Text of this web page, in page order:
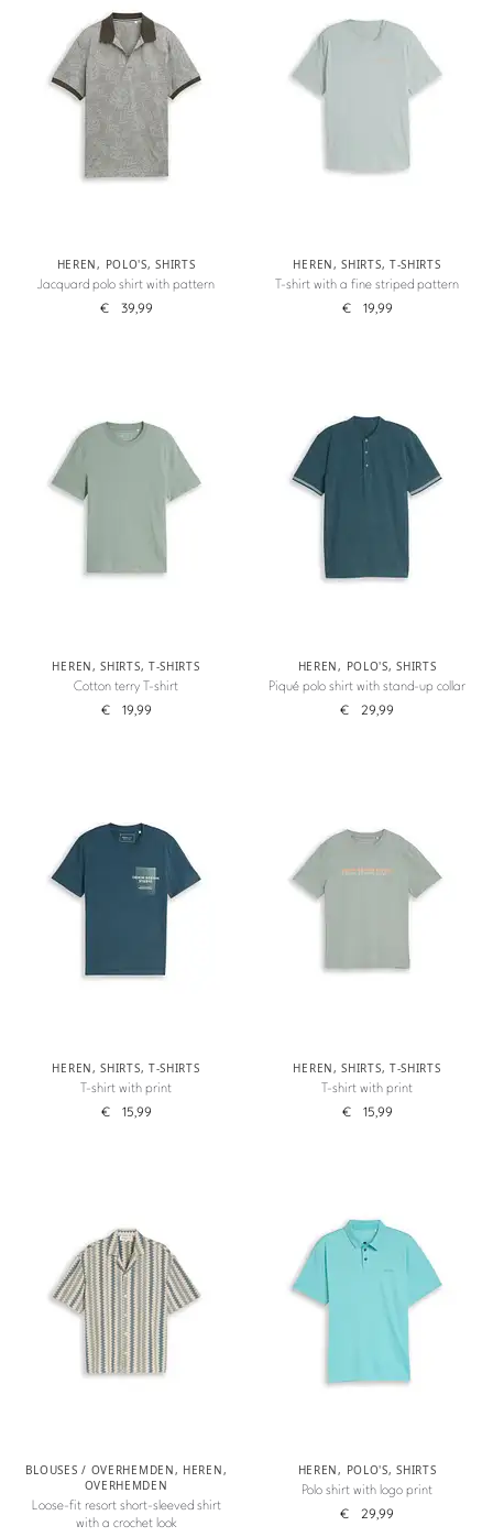
HEREN, POLO'S,SHIRTS
Jacquard polo shirt with pattern
€ 39,99
HEREN,SHIRTS, T-SHIRTS
T-shirt with a fine striped pattern
€ 19,99
HEREN,SHIRTS, T-SHIRTS
Cotton terry T-shirt
€ 19,99
HEREN, POLO'S,SHIRTS
Piqué polo shirt with stand-up collar
€ 29,99
HEREN,SHIRTS, T-SHIRTS
T-shirt with print
€ 15,99
HEREN,SHIRTS, T-SHIRTS
T-shirt with print
€ 15,99
BLOUSES / OVERHEMDEN, HEREN,
OVERHEMDEN
Loose-fit resort short-sleeved shirt
with a crochet look
HEREN, POLO'S,SHIRTS
Polo shirt with logo print
€ 29,99